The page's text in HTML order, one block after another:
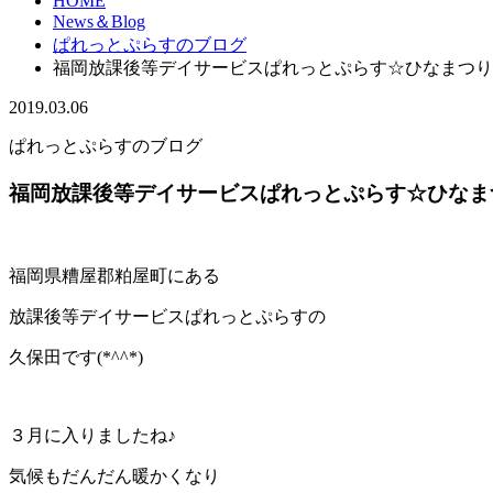
News＆Blog
ぱれっとぷらすのブログ
福岡放課後等デイサービスぱれっとぷらす☆ひなまつ
2019.03.06
ぱれっとぷらすのブログ
福岡放課後等デイサービスぱれっとぷらす☆ひな
福岡県糟屋郡粕屋町にある
放課後等デイサービスぱれっとぷらすの
久保田です(*^^*)
３月に入りましたね♪
気候もだんだん暖かくなり